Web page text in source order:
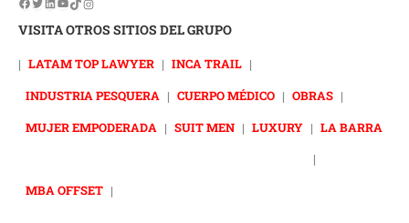
VISITA OTROS SITIOS DEL GRUPO
| LATAM TOP LAWYER | INCA TRAIL |
INDUSTRIA PESQUERA | CUERPO MÉDICO | OBRAS |
MUJER EMPODERADA | SUIT MEN | LUXURY | LA BARRA
|
MBA OFFSET |